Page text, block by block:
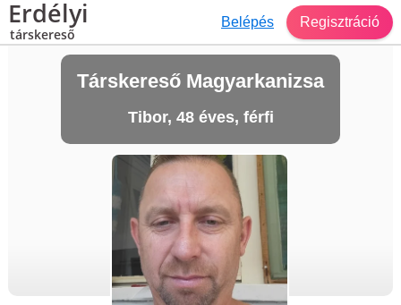
Erdélyi
társkereső
Belépés Regisztráció
Társkereső Magyarkanizsa
Tibor, 48 éves, férfi